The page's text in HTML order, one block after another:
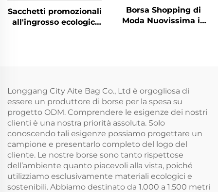
Sacchetti promozionali
all'ingrosso ecologici
uso esterno
Borsa Shopping di
Moda Nuovissima in
Stampabile e Ideale
come Regalo
Longgang City Aite Bag Co., Ltd è orgogliosa di
essere un produttore di borse per la spesa su
progetto ODM. Comprendere le esigenze dei nostri
clienti è una nostra priorità assoluta. Solo
conoscendo tali esigenze possiamo progettare un
campione e presentarlo completo del logo del
cliente. Le nostre borse sono tanto rispettose
dell’ambiente quanto piacevoli alla vista, poiché
utilizziamo esclusivamente materiali ecologici e
sostenibili. Abbiamo destinato da 1.000 a 1.500 metri